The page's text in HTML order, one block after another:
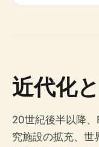
近代化
20世紀後半以降
究施設の拡充、世